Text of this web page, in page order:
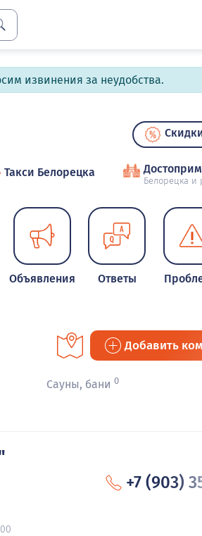
извинения за неудобства.
Такси Белорецка
Белорецка и
Объявления Ответы
Добавить
Сауны, бани 0
+7 (903)